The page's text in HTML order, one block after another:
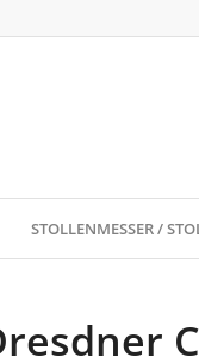
STOLLENMESSER /